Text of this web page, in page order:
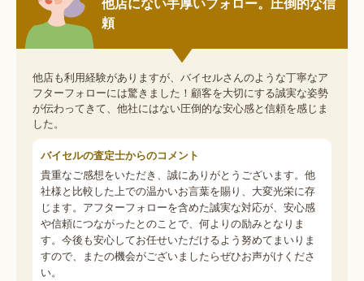
頼
他店も利用経験がありますが、バイセルさんのような丁寧なア
フターフォローには驚きました！顧客を大切にする誠実な姿勢
が伝わってきて、他社にはない圧倒的な安心感と信頼を感じま
した。
バイセルの査定士からのコメント
貴重なご感想をいただき、誠にありがとうございます。他
社様と比較した上での温かいお言葉を賜り、大変光栄に存
じます。アフターフォローを含めた誠実な対応が、安心感
や信頼につながったとのことで、何よりの励みとなりま
す。今後も安心してお任せいただけるよう努めてまいりま
すので、またの機会がございましたらぜひお声がけくださ
い。